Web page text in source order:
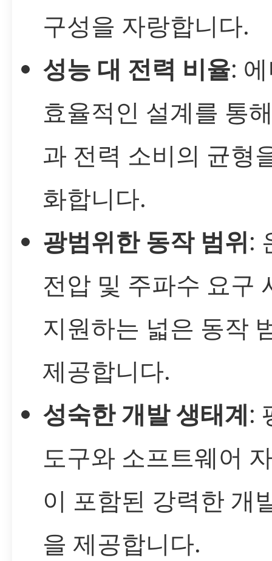
구성을 자랑합니다.
성능 대 전력 비율:
효율적인 설계를 통
과 전력 소비의 균형
화합니다.
광범위한 동작 범위:
전압 및 주파수 요구
지원하는 넓은 동작
제공합니다.
성숙한 개발 생태계:
도구와 소프트웨어
이 포함된 강력한 개
을 제공합니다.